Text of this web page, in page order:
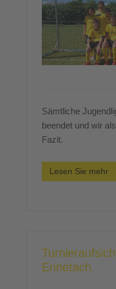
Sämtliche
beendet und wir
Fazit.
Lesen Sie mehr
Ennetach